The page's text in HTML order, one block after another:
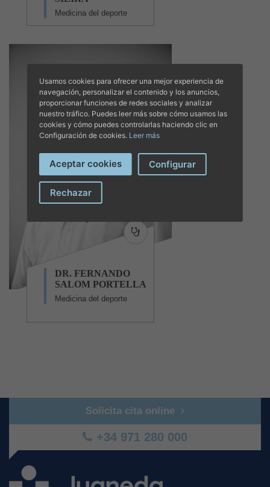
Medicina del deporte
DR. FERNANDO
SALOM PORTELLA
Medicina del deporte
Solicita cita online
+34 971 280 000
Usamos cookies para ofrecer una mejor experiencia de
navegación, personalizar el contenido y los anuncios,
proporcionar funciones de redes sociales y analizar
nuestro tráfico. Puedes leer más sobre cómo usamos las
cookies y cómo puedes controlarlas haciendo clic en
Configuración de cookies. Leer más
Aceptar cookies Configurar
Rechazar